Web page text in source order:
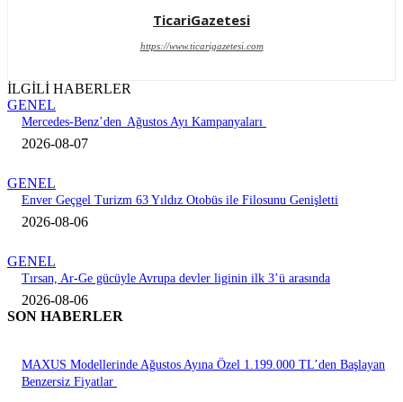
TicariGazetesi
https://www.ticarigazetesi.com
İLGİLİ HABERLER
GENEL
Mercedes-Benz’den Ağustos Ayı Kampanyaları
2026-08-07
GENEL
Enver Geçgel Turizm 63 Yıldız Otobüs ile Filosunu Genişletti
2026-08-06
GENEL
Tırsan, Ar-Ge gücüyle Avrupa devler liginin ilk 3’ü arasında
2026-08-06
SON HABERLER
MAXUS Modellerinde Ağustos Ayına Özel 1.199.000 TL’den Başlayan
Benzersiz Fiyatlar